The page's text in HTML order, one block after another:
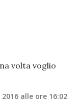
volta voglio
alle ore 16:02